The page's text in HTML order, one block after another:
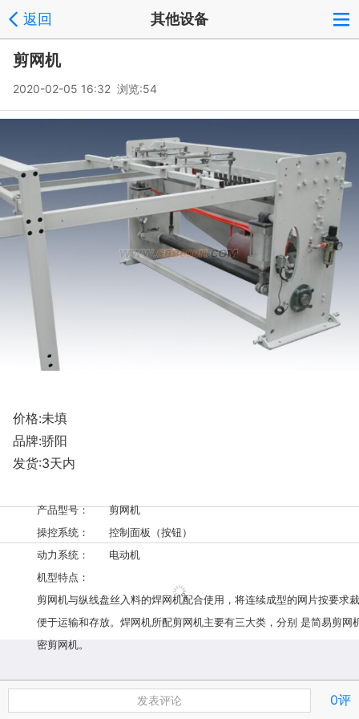
返回 其他设备
剪网机
2020-02-05 16:32 浏览:54
价格:未填
品牌:骄阳
发货:3天内
产品型号：
剪网机
操控系统：
控制面板（按钮）
动力系统：
电动机
机型特点：
剪网机与纵线盘丝入料的焊网机配合使用，将连续成型的网片按要求
便于运输和存放。焊网机所配剪网机主要有三大类，分别 是简易剪网
密剪网机。
发表评论 0评